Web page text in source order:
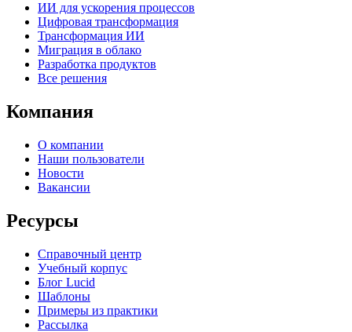
ИИ для ускорения процессов
Цифровая трансформация
Трансформация ИИ
Миграция в облако
Разработка продуктов
Все решения
Компания
О компании
Наши пользователи
Новости
Вакансии
Ресурсы
Справочный центр
Учебный корпус
Блог Lucid
Шаблоны
Примеры из практики
Рассылка